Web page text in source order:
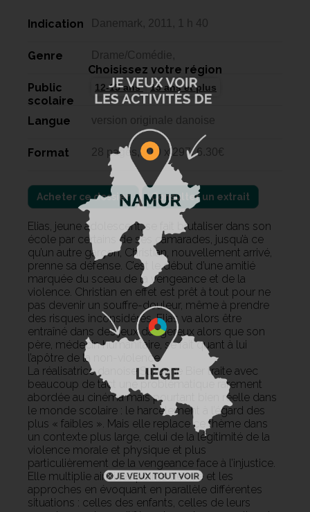
Indication Danemark, 2011, 1 h 40
Genre Drame/Comédie,
Public
scolaire
12-15 ans 15 ans et plus
Langue version originale danoise
Format 28 pages, 210 x 297, 6.30€
Acheter ce dossier Consulter un extrait
Elias, jeune adolescent, se fait brutaliser dans son
école par certains de ses camarades, jusqu’à ce
qu’un autre garçon, Christian, nouvellement arrivé,
prenne sa défense. C’est le début d’une amitié
marquée du sceau de la vengeance et de la
violence. Christian en effet est prêt à tout pour ne
pas devenir un souffre-douleur, même à prendre
des risques inconsidérés. Elias va alors être
entraîné dans des jeux dangereux alors que son
père, médecin humanitaire, se fait quant à lui
l’apôtre de la non-violence.
La réalisatrice danoise Suzanne Bier traite avec
beaucoup de tact une problématique rarement
abordée au cinéma mais pourtant bien réelle dans
le monde scolaire : le harcèlement à l’égard des
plus « faibles ». Mais elle replace ce thème dans
un contexte plus large, celui de la légitimité de la
violence morale et physique et plus
particulièrement de la vengeance face à l’injustice.
Elle multiplie ainsi les points de vue et les
approches en évoquant en parallèle différentes
situations : celles des enfants, celles de leurs
Choisissez votre région